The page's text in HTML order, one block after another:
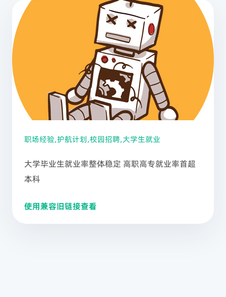
职场经验,护航计划,校园招聘,大学生就业
大学毕业生就业率整体稳定 高职高专就业率首超
本科
使用兼容旧链接查看